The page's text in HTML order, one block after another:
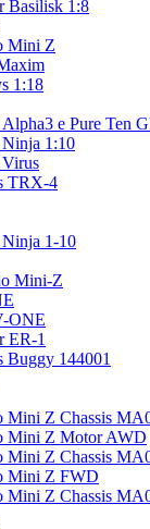
Basilisk 1:8
Mini Z
1:18
e Pure Ten
Ninja 1:10
Virus
TRX-4
Ninja 1-10
Mini-Z
ONE
ER-1
Buggy 144001
Mini Z Chassis
Mini Z Motor AWD
Mini Z Chassis
Mini Z FWD
Mini Z Chassis